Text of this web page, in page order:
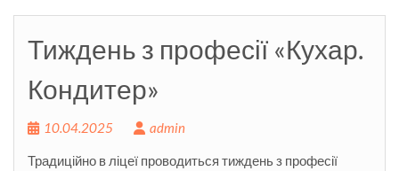
Тиждень з професії «Кухар.
Кондитер»
10.04.2025 admin
Традиційно в ліцеї проводиться тиждень з професії